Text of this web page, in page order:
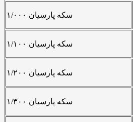
سکه پارسیان ۱/۰۰۰
سکه پارسیان ۱/۱۰۰
سکه پارسیان ۱/۲۰۰
سکه پارسیان ۱/۳۰۰